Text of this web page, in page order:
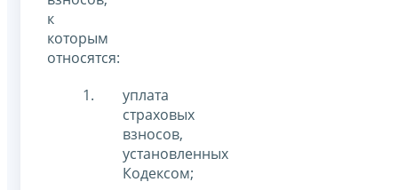
к
которым
относятся:
уплата
страховых
взносов,
установленных
Кодексом;